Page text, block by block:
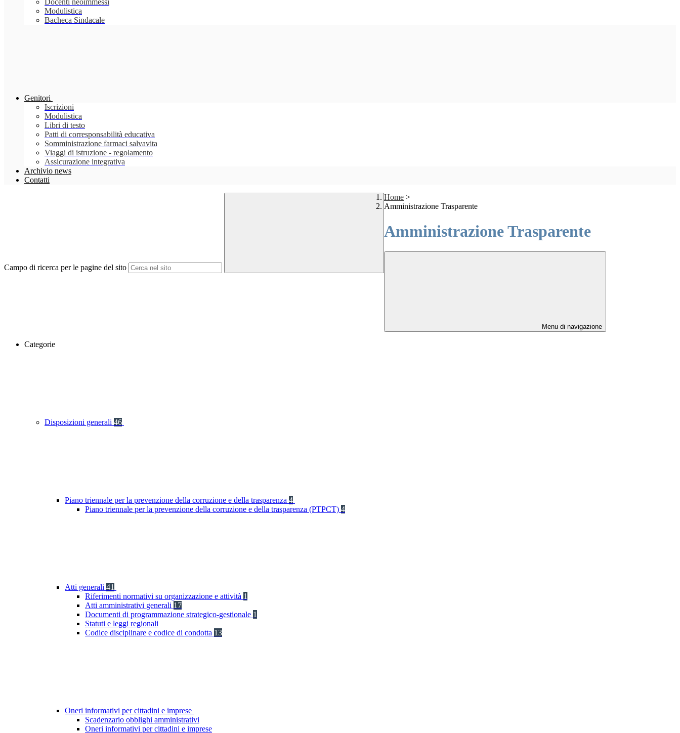
Docenti neoimmessi
Modulistica
Bacheca Sindacale
Genitori
Iscrizioni
Modulistica
Libri di testo
Patti di corresponsabilità educativa
Somministrazione farmaci salvavita
Viaggi di istruzione - regolamento
Assicurazione integrativa
Archivio news
Contatti
Campo di ricerca per le pagine del sito
Home >
Amministrazione Trasparente
Amministrazione Trasparente
Menu di navigazione
Categorie
Disposizioni generali 46
Piano triennale per la prevenzione della corruzione e della trasparenza 4
Piano triennale per la prevenzione della corruzione e della trasparenza (PTPCT) 4
Atti generali 41
Riferimenti normativi su organizzazione e attività 1
Atti amministrativi generali 17
Documenti di programmazione strategico-gestionale 1
Statuti e leggi regionali
Codice disciplinare e codice di condotta 13
Oneri informativi per cittadini e imprese
Scadenzario obblighi amministrativi
Oneri informativi per cittadini e imprese